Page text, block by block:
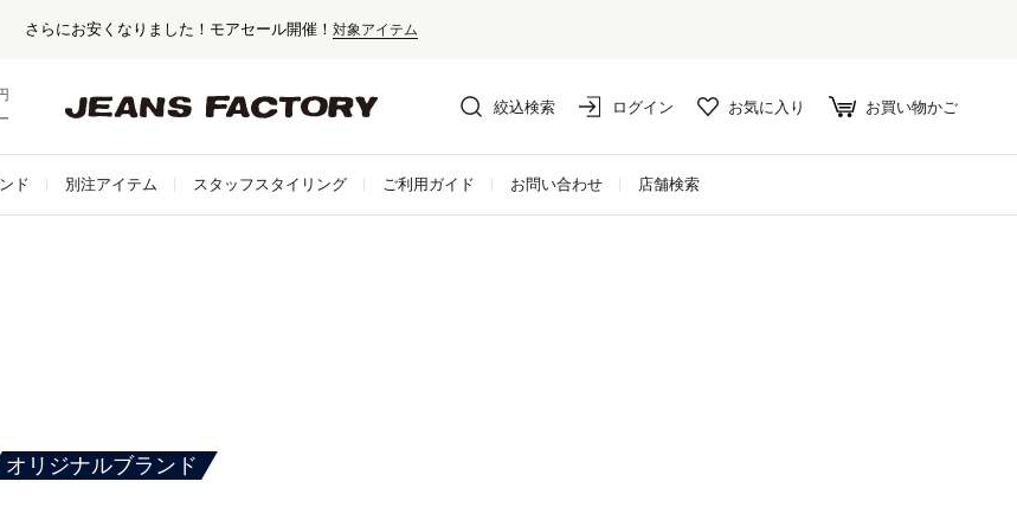
さらにお安くなりました！モアセール開催！ 対象アイテム
以上お買い上げで送料無料！
登録でお得な情報をゲット。さらに詳しく
絞込検索 ログイン お気に入り お買い物かご
ド 別注アイテム スタッフスタイリング ご利用ガイド お問い合わせ 店舗検索
オリジナルブランド